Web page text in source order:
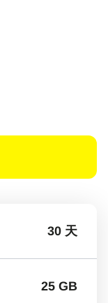
30 天
25 GB